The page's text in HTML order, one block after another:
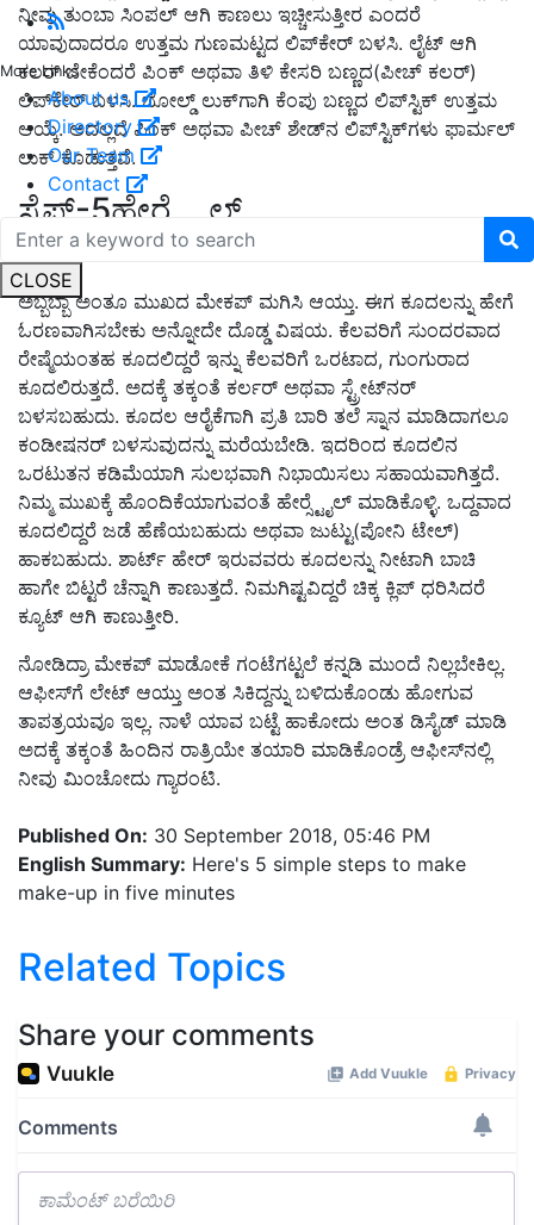
More Links
About us
Directory
Our Team
Contact
CLOSE
ನೀವು ತುಂಬಾ ಸಿಂಪಲ್ ಆಗಿ ಕಾಣಲು ಇಚ್ಚೀಸುತ್ತೀರ ಎಂದರೆ
ಯಾವುದಾದರೂ ಉತ್ತಮ ಗುಣಮಟ್ಟದ ಲಿಪ್‍ಕೇರ್ ಬಳಸಿ. ಲೈಟ್ ಆಗಿ
ಕಲರ್ ಬೇಕೆಂದರೆ ಪಿಂಕ್ ಅಥವಾ ತಿಳಿ ಕೇಸರಿ ಬಣ್ಣದ(ಪೀಚ್ ಕಲರ್)
ಲಿಪ್‍ಕೇರ್ ಬಳಸಿ. ಬೋಲ್ಡ್ ಲುಕ್‍ಗಾಗಿ ಕೆಂಪು ಬಣ್ಣದ ಲಿಪ್‍ಸ್ಟಿಕ್ ಉತ್ತಮ
ಆಯ್ಕೆ. ಅದಲ್ಲದೆ ಪಿಂಕ್ ಅಥವಾ ಪೀಚ್ ಶೇಡ್‍ನ ಲಿಪ್‍ಸ್ಟಿಕ್‍ಗಳು ಫಾರ್ಮಲ್
ಲುಕ್ ಕೊಡುತ್ತವೆ.
ಸ್ಟೆಪ್-5ಹೇರ್‍ಸ್ಟೈಲ್
ಅಬ್ಬಬ್ಬಾ ಅಂತೂ ಮುಖದ ಮೇಕಪ್ ಮಗಿಸಿ ಆಯ್ತು. ಈಗ ಕೂದಲನ್ನು ಹೇಗೆ
ಓರಣವಾಗಿಸಬೇಕು ಅನ್ನೋದೇ ದೊಡ್ಡ ವಿಷಯ. ಕೆಲವರಿಗೆ ಸುಂದರವಾದ
ರೇಷ್ಮೆಯಂತಹ ಕೂದಲಿದ್ದರೆ ಇನ್ನು ಕೆಲವರಿಗೆ ಒರಟಾದ, ಗುಂಗುರಾದ
ಕೂದಲಿರುತ್ತದೆ. ಅದಕ್ಕೆ ತಕ್ಕಂತೆ ಕರ್ಲರ್ ಅಥವಾ ಸ್ಟ್ರೇಟ್‍ನರ್
ಬಳಸಬಹುದು. ಕೂದಲ ಆರೈಕೆಗಾಗಿ ಪ್ರತಿ ಬಾರಿ ತಲೆ ಸ್ನಾನ ಮಾಡಿದಾಗಲೂ
ಕಂಡೀಷನರ್ ಬಳಸುವುದನ್ನು ಮರೆಯಬೇಡಿ. ಇದರಿಂದ ಕೂದಲಿನ
ಒರಟುತನ ಕಡಿಮೆಯಾಗಿ ಸುಲಭವಾಗಿ ನಿಭಾಯಿಸಲು ಸಹಾಯವಾಗಿತ್ತದೆ.
ನಿಮ್ಮ ಮುಖಕ್ಕೆ ಹೊಂದಿಕೆಯಾಗುವಂತೆ ಹೇರ್‍ಸ್ಟೈಲ್ ಮಾಡಿಕೊಳ್ಳಿ. ಒದ್ದವಾದ
ಕೂದಲಿದ್ದರೆ ಜಡೆ ಹೆಣೆಯಬಹುದು ಅಥವಾ ಜುಟ್ಟು(ಪೋನಿ ಟೇಲ್)
ಹಾಕಬಹುದು. ಶಾರ್ಟ್ ಹೇರ್ ಇರುವವರು ಕೂದಲನ್ನು ನೀಟಾಗಿ ಬಾಚಿ
ಹಾಗೇ ಬಿಟ್ಟರೆ ಚೆನ್ನಾಗಿ ಕಾಣುತ್ತದೆ. ನಿಮಗಿಷ್ಟವಿದ್ದರೆ ಚಿಕ್ಕ ಕ್ಲಿಪ್ ಧರಿಸಿದರೆ
ಕ್ಯೂಟ್ ಆಗಿ ಕಾಣುತ್ತೀರಿ.
ನೋಡಿದ್ರಾ ಮೇಕಪ್ ಮಾಡೋಕೆ ಗಂಟೆಗಟ್ಟಲೆ ಕನ್ನಡಿ ಮುಂದೆ ನಿಲ್ಲಬೇಕಿಲ್ಲ.
ಆಫೀಸ್‍ಗೆ ಲೇಟ್ ಆಯ್ತು ಅಂತ ಸಿಕಿದ್ದನ್ನು ಬಳಿದುಕೊಂಡು ಹೋಗುವ
ತಾಪತ್ರಯವೂ ಇಲ್ಲ. ನಾಳೆ ಯಾವ ಬಟ್ಟೆ ಹಾಕೋದು ಅಂತ ಡಿಸೈಡ್ ಮಾಡಿ
ಅದಕ್ಕೆ ತಕ್ಕಂತೆ ಹಿಂದಿನ ರಾತ್ರಿಯೇ ತಯಾರಿ ಮಾಡಿಕೊಂಡ್ರೆ ಆಫೀಸ್‍ನಲ್ಲಿ
ನೀವು ಮಿಂಚೋದು ಗ್ಯಾರಂಟಿ.
Published On: 30 September 2018, 05:46 PM
English Summary: Here's 5 simple steps to make
make-up in five minutes
Related Topics
Share your comments